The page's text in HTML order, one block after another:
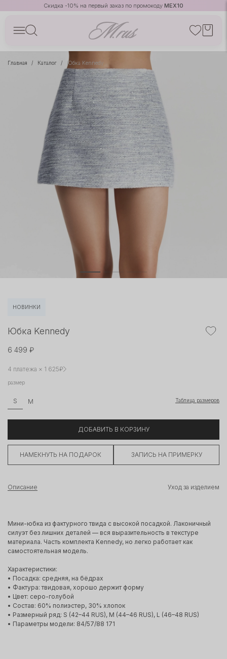
Скидка -10% на первый заказ по промокоду MEX10
Главная Каталог Юбка Kennedy
НОВИНКИ
Юбка Kennedy
6 499 ₽
4 платежа × 1 625₽
размер
S M Таблица размеров
ДОБАВИТЬ В КОРЗИНУ
НАМЕКНУТЬ НА ПОДАРОК ЗАПИСЬ НА ПРИМЕРКУ
Описание Уход за изделием
Мини-юбка из фактурного твида с высокой посадкой. Лаконичный
силуэт без лишних деталей — вся выразительность в текстуре
материала. Часть комплекта Kennedy, но легко работает как
самостоятельная модель.
Характеристики:
• Посадка: средняя, на бёдрах
• Фактура: твидовая, хорошо держит форму
• Цвет: серо-голубой
• Состав: 60% полиэстер, 30% хлопок
• Размерный ряд: S (42–44 RUS), M (44–46 RUS), L (46–48 RUS)
• Параметры модели: 84/57/88 171